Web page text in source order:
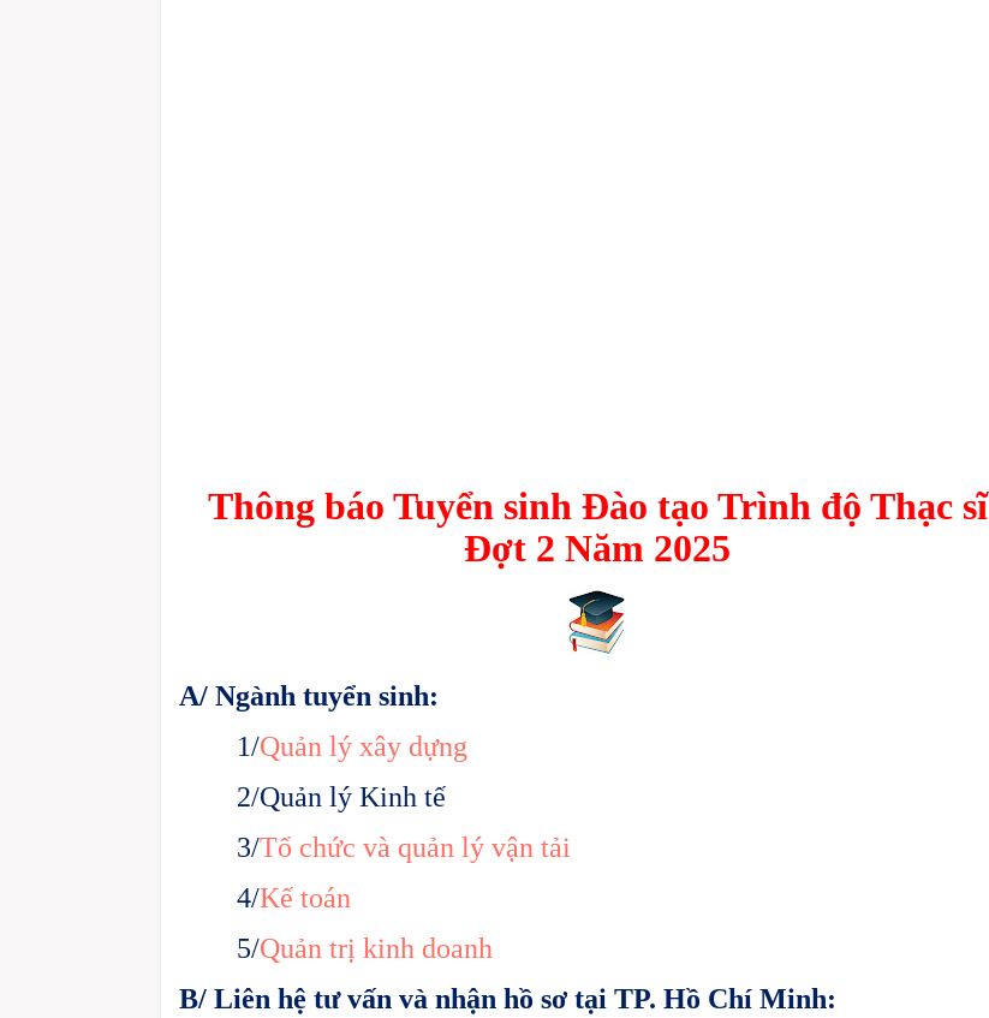
Thông báo Tuyển sinh Đào tạo Trình độ Thạc sĩ
Đợt 2 Năm 2025
A/ Ngành tuyển sinh:
1/Quản lý xây dựng
2/Quản lý Kinh tế
3/Tổ chức và quản lý vận tải
4/Kế toán
5/Quản trị kinh doanh
B/ Liên hệ tư vấn và nhận hồ sơ tại TP. Hồ Chí Minh: